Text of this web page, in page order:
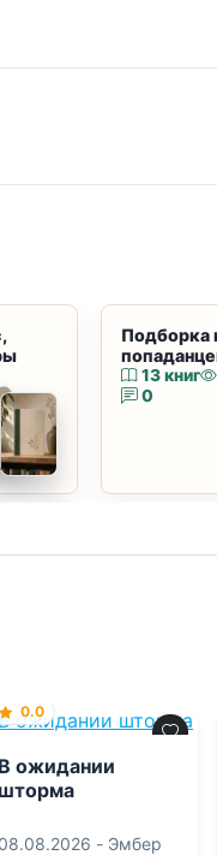
Подборка
13 книг
0
0.0
ожидании
- Эмбер